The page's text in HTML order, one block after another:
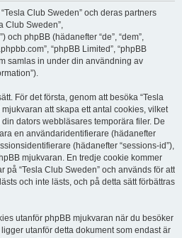
Club Sweden” och deras partners
Club Sweden”,
och phpBB (hädanefter “de”, “dem”,
“phpBB Limited”, “phpBB
samlas in under din användning av
För det första, genom att besöka “Tesla
att skapa ett antal cookies, vilket
dators webbläsares temporära filer. De
en användaridentifierare (hädanefter
(hädanefter “sessions-id”),
mjukvaran. En tredje cookie kommer
på “Tesla Club Sweden” och används för att
och inte lästs, och på detta sätt förbättras
utanför phpBB mjukvaran när du besöker
utanför detta dokument som endast är